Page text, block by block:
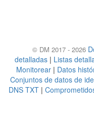
© DM 2017 - 2026
detalladas | Listas
Monitorear | Datos
Conjuntos de datos de
DNS TXT |